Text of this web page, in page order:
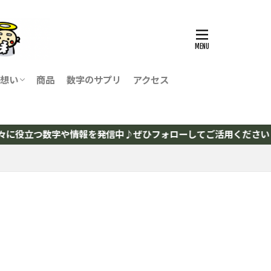
い 商品 数字のサプリ
アクセス
字や情報を発信中♪ぜひフォローしてご活用ください